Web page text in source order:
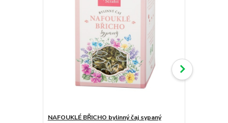
NAFOUKLÉ BŘICHO bylinný čaj sypaný